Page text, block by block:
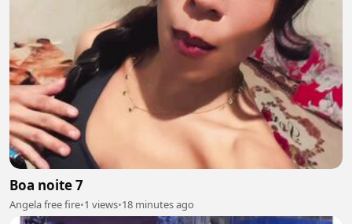
Boa noite 7
Angela free fire•1 views•18 minutes ago